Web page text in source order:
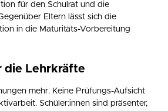
für den Schulrat und die
Eltern lässt sich die
in die Maturitäts-Vorbereitung
die Lehrkräfte
mehr. Keine Prüfungs-Aufsicht
Schüler:innen sind präsenter,